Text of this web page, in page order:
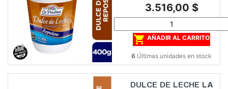
Precio
3.516,00 $
 AÑADIR AL CARRITO
6 Últimas unidades en stock
DULCE DE LECHE LA